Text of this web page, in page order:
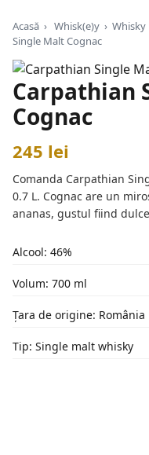
Acasă › Whisk(e)y › Whisky
Single Malt Cognac
Carpathian
Cognac
245 lei
Comanda Carpathian
0.7 L. Cognac are un
ananas, gustul fiind
Alcool: 46%
Volum: 700 ml
Țara de origine: România
Tip: Single malt whisky